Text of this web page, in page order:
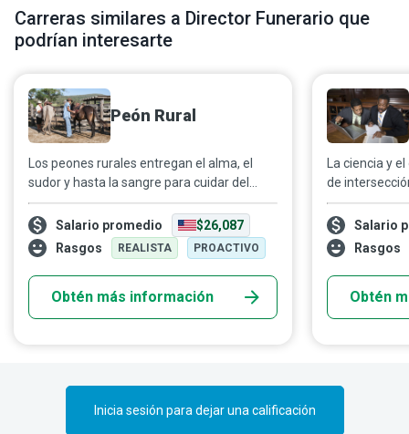
Carreras similares a Director Funerario que
podrían interesarte
Peón Rural
Los peones rurales entregan el alma, el
sudor y hasta la sangre para cuidar del
ganado en el campo, de modo que los
animales sanos y bien alimentados puedan
venderse con fines de lucro.
Salario promedio
$26,087
Rasgos
REALISTA PROACTIVO
Obtén más información
La ciencia y
de
es uno de los
abogado de
formación
jurídica
legal
ayudan a los
riesgos de
Salario
Rasgos
Obtén
Inicia sesión para dejar una calificación